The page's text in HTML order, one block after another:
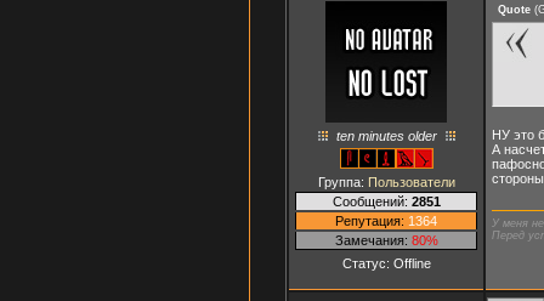
ten minutes older
Группа: Пользователи
Сообщений: 2851
Репутация: 1364
Замечания: 80%
Статус: Offline
Quote (
НУ это
А
У меня
Перед